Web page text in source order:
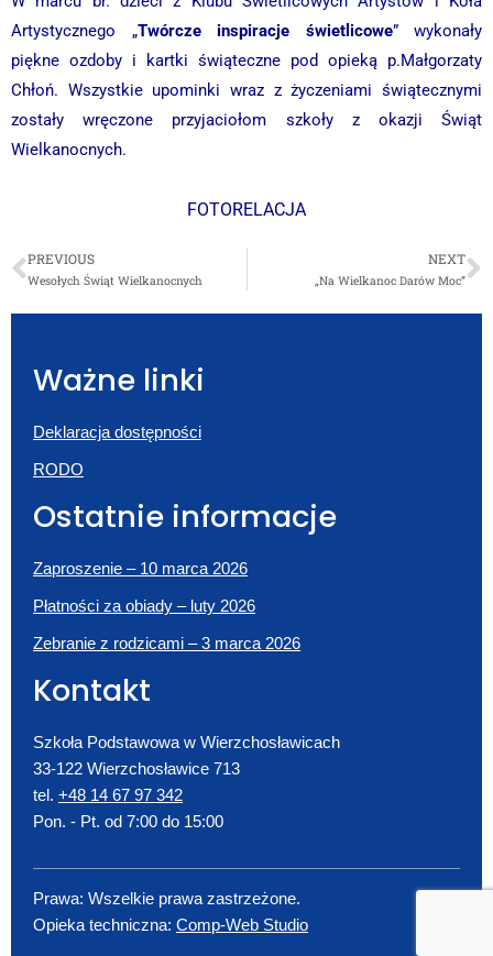
Artystycznego „Twórcze inspiracje świetlicowe” wykonały
piękne ozdoby i kartki świąteczne pod opieką p.Małgorzaty
Chłoń. Wszystkie upominki wraz z życzeniami świątecznymi
zostały wręczone przyjaciołom szkoły z okazji Świąt
Wielkanocnych.
FOTORELACJA
PREVIOUS
Wesołych Świąt Wielkanocnych
NEXT
„Na Wielkanoc Darów Moc”
Ważne linki
Deklaracja dostępności
RODO
Ostatnie informacje
Zaproszenie – 10 marca 2026
Płatności za obiady – luty 2026
Zebranie z rodzicami – 3 marca 2026
Kontakt
Szkoła Podstawowa w Wierzchosławicach
33-122 Wierzchosławice 713
tel. +48 14 67 97 342
Pon. - Pt. od 7:00 do 15:00
Prawa: Wszelkie prawa zastrzeżone.
Opieka techniczna: Comp-Web Studio